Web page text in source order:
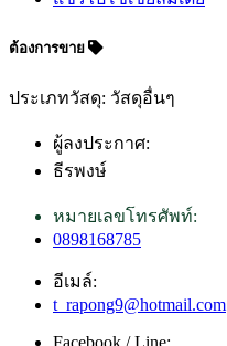
ต้องการขาย
ประเภทวัสดุ: วัสดุอื่นๆ
ผู้ลงประกาศ:
ธีรพงษ์
หมายเลขโทรศัพท์:
0898168785
อีเมล์:
t_rapong9@hotmail.com
Facebook / Line: